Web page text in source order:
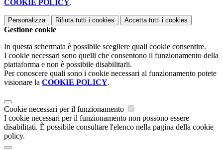
COOKIE POLICY.
Personalizza Rifiuta tutti i cookies Accetta tutti i cookies
Gestione cookie
In questa schermata è possibile scegliere quali cookie consentire.
I cookie necessari sono quelli che consentono il funzionamento della
piattaforma e non è possibile disabilitarli.
Per conoscere quali sono i cookie necessari al funzionamento potete
visionare la COOKIE POLICY.
Cookie necessari per il funzionamento
I cookie necessari per il funzionamento non possono essere
disabilitati. È possibile consultare l'elenco nella pagina della cookie
policy.